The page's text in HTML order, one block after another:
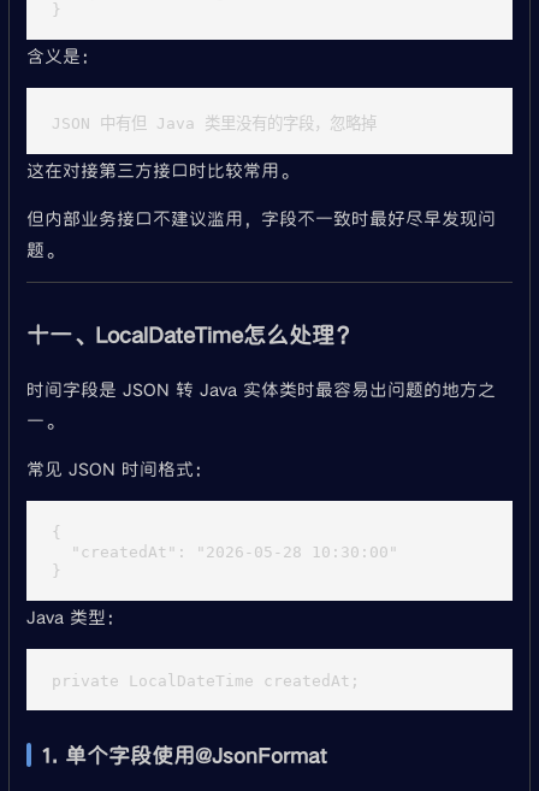
含义是：
这在对接第三方接口时比较常用。
但内部业务接口不建议滥用，字段不一致时最好尽早发现问
题。
十一、LocalDateTime怎么处理？
时间字段是 JSON 转 Java 实体类时最容易出问题的地方之
一。
常见 JSON 时间格式：
{
  "createdAt": "2026-05-28 10:30:00"
Java 类型：
1. 单个字段使用@JsonFormat